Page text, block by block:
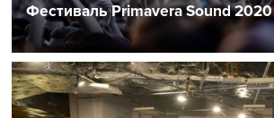
Фестиваль Primavera Sound 2020